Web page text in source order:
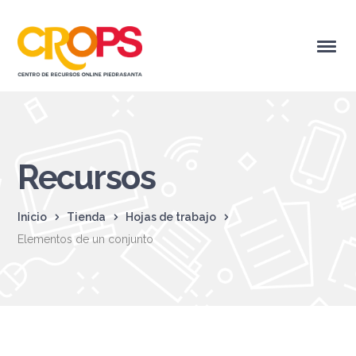
Recursos
Inicio Tienda
Hojas de trabajo
Elementos de un conjunto